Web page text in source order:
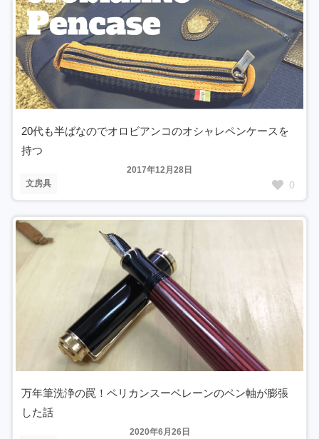
文房具
2017年12月28日
20代も半ばなのでオロビアンコのオシャレペンケースを
持つ
0
2020年6月26日
万年筆洗浄の罠！ペリカンスーベレーンのペン軸が膨張
した話